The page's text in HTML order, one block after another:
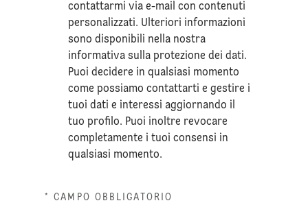
contattarmi via e-mail con contenuti
personalizzati. Ulteriori informazioni
sono disponibili nella nostra
informativa sullaprotezione dei dati.
Puoi decidere in qualsiasi momento
come possiamo contattarti e gestire i
tuoi dati e interessi aggiornando il
tuo profilo. Puoi inoltre revocare
completamente i tuoi consensi in
qualsiasi momento.
* CAMPO OBBLIGATORIO